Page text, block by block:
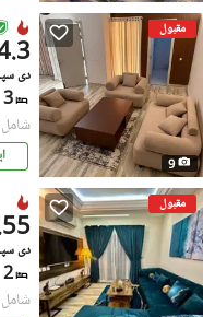
مقبول
9
4.3
دی
3
شامل
مقبول
2.55
دی
2
شامل